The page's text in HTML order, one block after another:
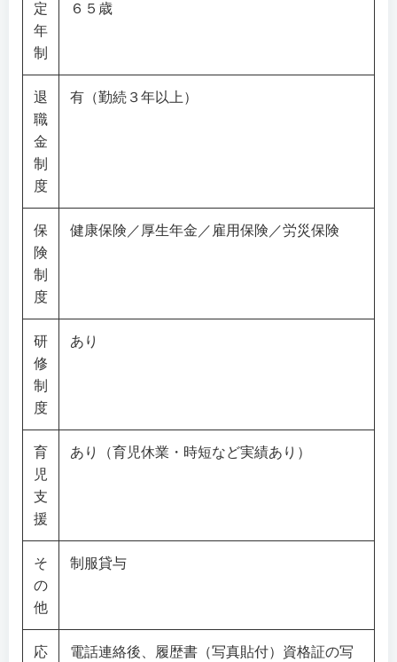
定
年
制
６５歳
退
職
金
制
度
有（勤続３年以上）
保
険
制
度
健康保険／厚生年金／雇用保険／労災保険
研
修
制
度
あり
育
児
支
援
あり（育児休業・時短など実績あり）
そ
の
他
制服貸与
応
電話連絡後、履歴書（写真貼付）資格証の写